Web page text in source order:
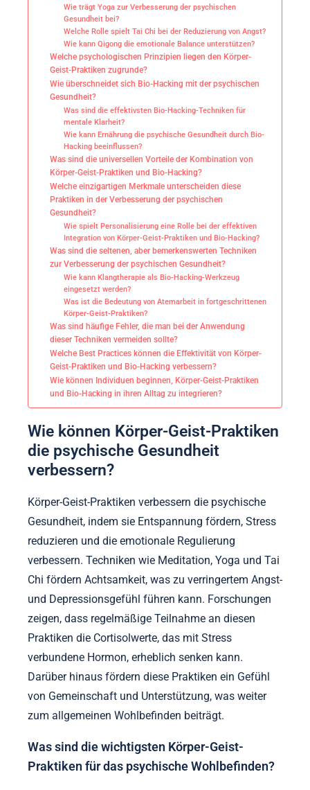
Wie trägt Yoga zur Verbesserung der psychischen
Gesundheit bei?
Welche Rolle spielt Tai Chi bei der Reduzierung von Angst?
Wie kann Qigong die emotionale Balance unterstützen?
Welche psychologischen Prinzipien liegen den Körper-
Geist-Praktiken zugrunde?
Wie überschneidet sich Bio-Hacking mit der psychischen
Gesundheit?
Was sind die effektivsten Bio-Hacking-Techniken für
mentale Klarheit?
Wie kann Ernährung die psychische Gesundheit durch Bio-
Hacking beeinflussen?
Was sind die universellen Vorteile der Kombination von
Körper-Geist-Praktiken und Bio-Hacking?
Welche einzigartigen Merkmale unterscheiden diese
Praktiken in der Verbesserung der psychischen
Gesundheit?
Wie spielt Personalisierung eine Rolle bei der effektiven
Integration von Körper-Geist-Praktiken und Bio-Hacking?
Was sind die seltenen, aber bemerkenswerten Techniken
zur Verbesserung der psychischen Gesundheit?
Wie kann Klangtherapie als Bio-Hacking-Werkzeug
eingesetzt werden?
Was ist die Bedeutung von Atemarbeit in fortgeschrittenen
Körper-Geist-Praktiken?
Was sind häufige Fehler, die man bei der Anwendung
dieser Techniken vermeiden sollte?
Welche Best Practices können die Effektivität von Körper-
Geist-Praktiken und Bio-Hacking verbessern?
Wie können Individuen beginnen, Körper-Geist-Praktiken
und Bio-Hacking in ihren Alltag zu integrieren?
Wie können Körper-Geist-Praktiken
die psychische Gesundheit
verbessern?
Körper-Geist-Praktiken verbessern die psychische
Gesundheit, indem sie Entspannung fördern, Stress
reduzieren und die emotionale Regulierung
verbessern. Techniken wie Meditation, Yoga und Tai
Chi fördern Achtsamkeit, was zu verringertem Angst-
und Depressionsgefühl führen kann. Forschungen
zeigen, dass regelmäßige Teilnahme an diesen
Praktiken die Cortisolwerte, das mit Stress
verbundene Hormon, erheblich senken kann.
Darüber hinaus fördern diese Praktiken ein Gefühl
von Gemeinschaft und Unterstützung, was weiter
zum allgemeinen Wohlbefinden beiträgt.
Was sind die wichtigsten Körper-Geist-
Praktiken für das psychische Wohlbefinden?